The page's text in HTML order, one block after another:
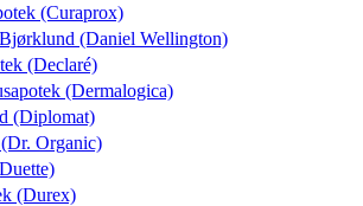
(Curaprox)
(Daniel Wellington)
(Declaré)
(Dermalogica)
(Diplomat)
Organic)
(Durex)